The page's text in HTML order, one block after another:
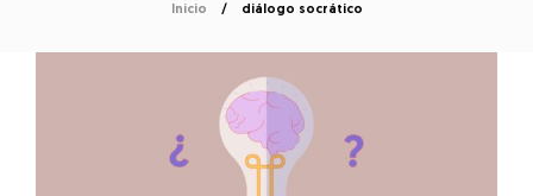
Inicio diálogo socrático